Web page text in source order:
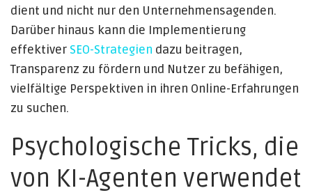
dient und nicht nur den Unternehmensagenden.
Darüber hinaus kann die Implementierung
effektiver SEO-Strategien dazu beitragen,
Transparenz zu fördern und Nutzer zu befähigen,
vielfältige Perspektiven in ihren Online-Erfahrungen
zu suchen.
Psychologische Tricks, die
von KI-Agenten verwendet